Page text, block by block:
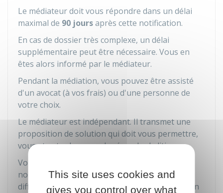
Le médiateur doit vous répondre dans un délai
maximal de 90 joursaprès cette notification.
En cas de dossier très complexe, un délai
supplémentaire peut être nécessaire. Vous en
êtes alors informé par le médiateur.
Pendant la médiation, vous pouvez être assisté
d'un avocat (à vos frais) ou d'une personne de
votre choix.
Le médiateur est indépendant. Il transmet une
proposition de solution qui doit vous permettre,
vous et votre banque, de résoudre le litige.
Vous ou votre banque êtes libres d'accepter ou
non la solution proposée. Celle-ci peut être
différente de la décision qui serait rendue par un
This site uses cookies and
gives you control over what